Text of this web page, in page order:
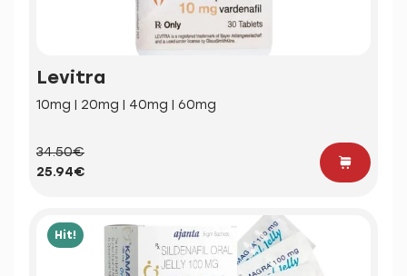
Levitra
10mg | 20mg | 40mg | 60mg
34.50€
25.94€
Hit!